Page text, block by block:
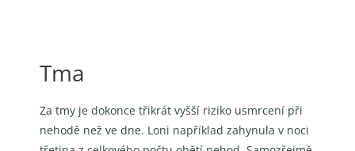
Tma
Za tmy je dokonce třikrát vyšší riziko usmrcení při
nehodě než ve dne. Loni například zahynula v noci